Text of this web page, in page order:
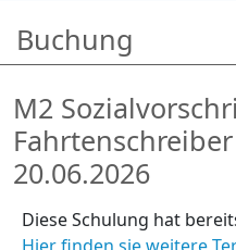
Buchung
M2
20.06.2026
Diese Schulung hat